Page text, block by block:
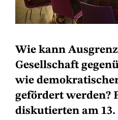
Wie kann
Gesellschaft
wie
gefördert werden?
diskutierten am 13.